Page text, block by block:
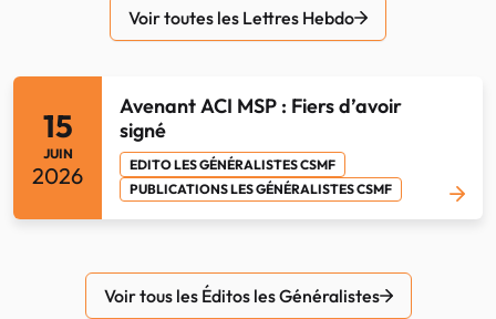
Voir toutes les Lettres Hebdo
15
JUIN
2026
Avenant ACI MSP : Fiers d’avoir
signé
EDITO LES GÉNÉRALISTES CSMF
PUBLICATIONS LES GÉNÉRALISTES CSMF
Voir tous les Éditos les Généralistes